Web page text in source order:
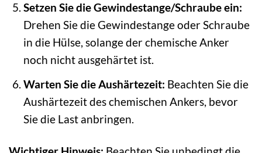
Setzen Sie die Gewindestange/Schraube ein:
Drehen Sie die Gewindestange oder Schraube
in die Hülse, solange der chemische Anker
noch nicht ausgehärtet ist.
Warten Sie die Aushärtezeit: Beachten Sie die
Aushärtezeit des chemischen Ankers, bevor
Sie die Last anbringen.